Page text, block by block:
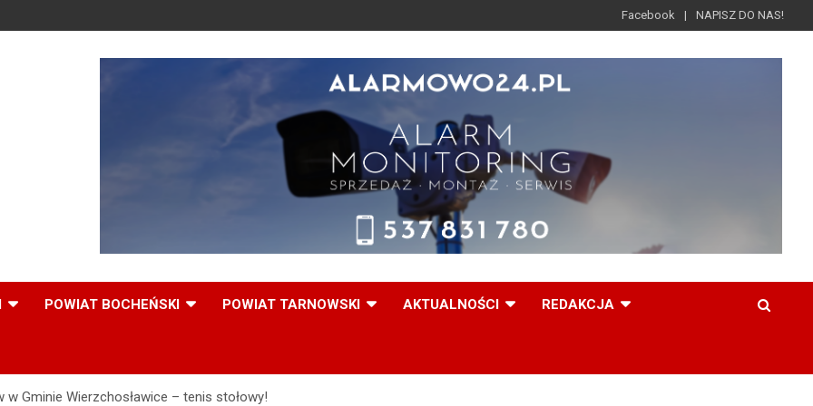
Facebook NAPISZ DO NAS!
POWIAT BOCHEŃSKI POWIAT TARNOWSKI AKTUALNOŚCI REDAKCJA
Gminie Wierzchosławice – tenis stołowy!